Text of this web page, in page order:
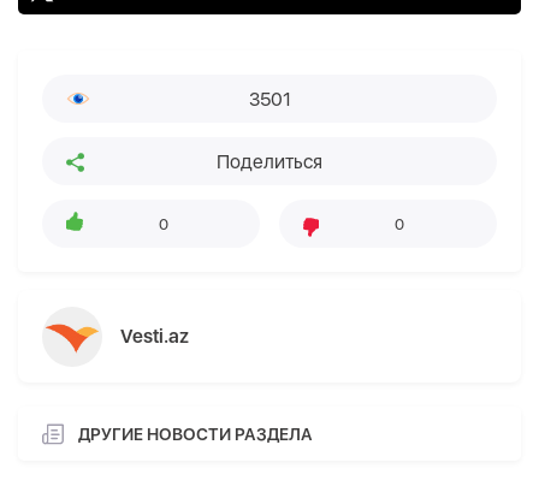
3501
Поделиться
0 0
Vesti.az
ДРУГИЕ НОВОСТИ РАЗДЕЛА